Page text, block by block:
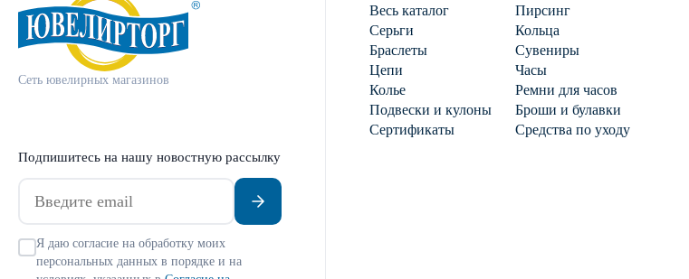
Сеть ювелирных магазинов
Подпишитесь на нашу новостную рассылку
Я даю согласие на обработку моих
персональных данных в порядке и на
Весь каталог
Пирсинг
Серьги
Кольца
Браслеты
Сувениры
Цепи
Часы
Колье
Ремни для часов
Подвески и кулоны
Броши и булавки
Сертификаты
Средства по уходу